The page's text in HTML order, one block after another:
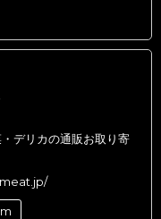
デリカの通販お取り寄